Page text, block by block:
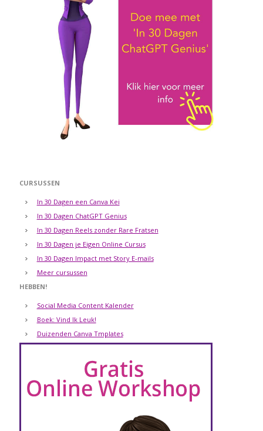
CURSUSSEN
In 30 Dagen een Canva Kei
In 30 Dagen ChatGPT Genius
In 30 Dagen Reels zonder Rare Fratsen
In 30 Dagen je Eigen Online Cursus
In 30 Dagen Impact met Story E-mails
Meer cursussen
HEBBEN!
Social Media Content Kalender
Boek: Vind Ik Leuk!
Duizenden Canva Tmplates